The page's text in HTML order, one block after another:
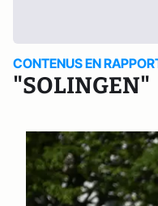
CONTENUS EN
"SOLINGEN"